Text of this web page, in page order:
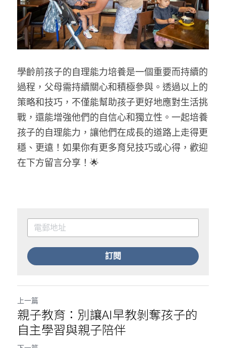
學齡前孩子的自理能力培養是一個重要而持續的
過程，父母需持續關心和積極參與。透過以上的
策略和技巧，不僅能幫助孩子更好地應對生活挑
戰，還能增強他們的自信心和獨立性。一起培養
孩子的自理能力，讓他們在成長的道路上走得更
穩、更遠！如果你有更多育兒技巧或心得，歡迎
在下方留言分享！🌟
訂閱
上一篇
親子教育：別讓AI早教剝奪孩子的
自主學習與親子陪伴